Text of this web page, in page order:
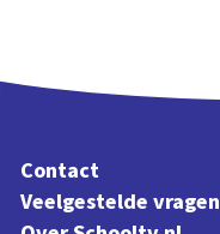
Contact
Veelgestelde vragen